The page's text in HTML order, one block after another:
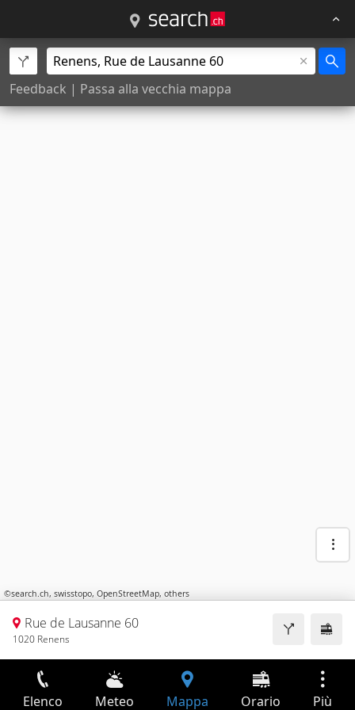
Feedback | Passa alla vecchia mappa
©search.ch, swisstopo, OpenStreetMap, others
Rue de Lausanne 60
1020 Renens
Elenco Meteo Mappa Orario Più